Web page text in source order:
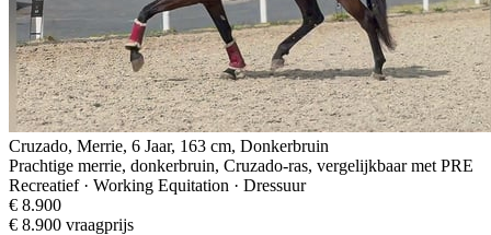
Cruzado, Merrie, 6 Jaar, 163 cm, Donkerbruin
Prachtige merrie, donkerbruin, Cruzado-ras, vergelijkbaar met PRE
Recreatief · Working Equitation · Dressuur
€ 8.900
€ 8.900 vraagprijs